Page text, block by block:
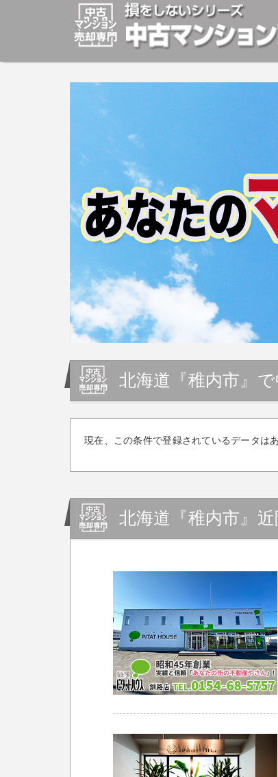
マンションの「売却」は「個人」の方々が、「買
安めの売却金額と言われています。マンションの
北海道『稚内市』
現在、この条件で登録されているデータは
北海道『稚内市』